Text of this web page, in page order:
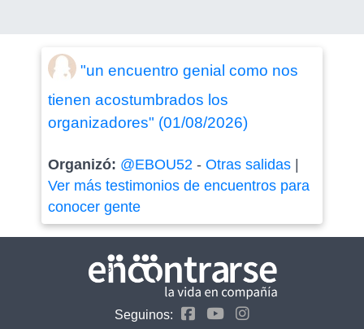
"un encuentro genial como nos
tienen acostumbrados los
organizadores" (01/08/2026)
Organizó: @EBOU52- Otras salidas|
Ver más testimonios de encuentros para
conocer gente
Seguinos: